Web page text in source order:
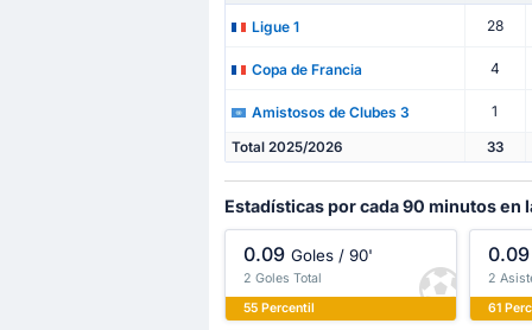
Ligue 1 28
Copa de Francia 4
Amistosos de Clubes 3 1
Total 2025/2026 33
Estadísticas por cada 90 minutos en
0.09 Goles / 90'
2 Goles Total
55 Percentil
0.09
2
61